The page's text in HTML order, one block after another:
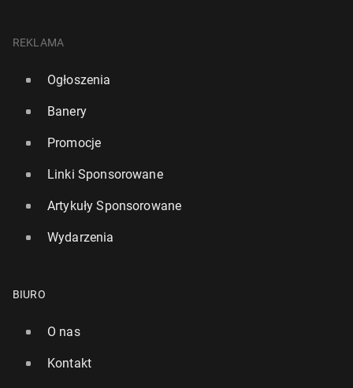
REKLAMA
Ogłoszenia
Banery
Promocje
Linki Sponsorowane
Artykuły Sponsorowane
Wydarzenia
BIURO
O nas
Kontakt